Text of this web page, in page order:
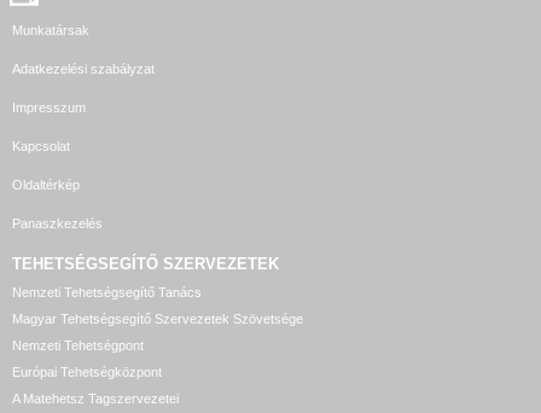
Munkatársak
Adatkezelési szabályzat
Impresszum
Kapcsolat
Oldaltérkép
Panaszkezelés
TEHETSÉGSEGÍTŐ SZERVEZETEK
Nemzeti Tehetségsegítő Tanács
Magyar Tehetségsegítő Szervezetek Szövetsége
Nemzeti Tehetségpont
Európai Tehetségközpont
A Matehetsz Tagszervezetei